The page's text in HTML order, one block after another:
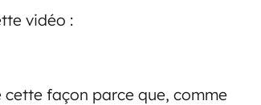
vidéo :
cette façon parce que, comme